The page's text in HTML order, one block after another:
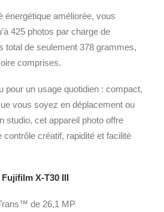
énergétique améliorée, vous
425 photos par charge de
total de seulement 378 grammes,
comprises.
pour un usage quotidien : compact,
vous soyez en déplacement ou
studio, cet appareil photo offre
contrôle créatif, rapidité et facilité
X-T30 III
de 26,1 MP